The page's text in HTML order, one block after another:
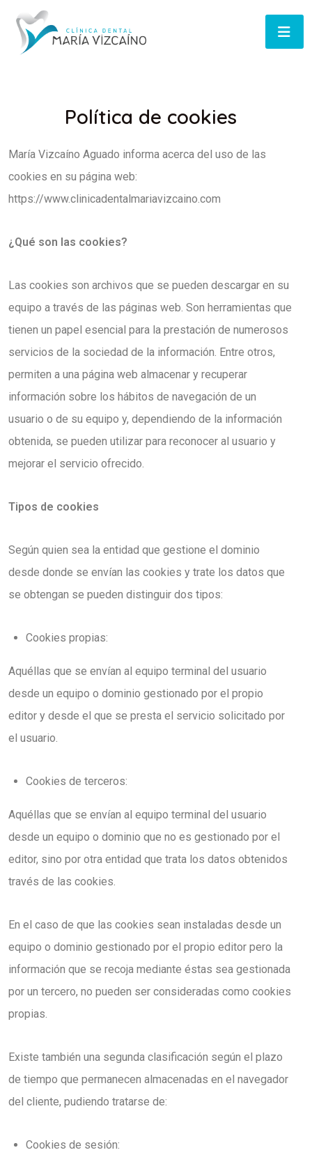
Política de cookies
María Vizcaíno Aguado informa acerca del uso de las
cookies en su página web:
https://www.clinicadentalmariavizcaino.com
¿Qué son las cookies?
Las cookies son archivos que se pueden descargar en su
equipo a través de las páginas web. Son herramientas que
tienen un papel esencial para la prestación de numerosos
servicios de la sociedad de la información. Entre otros,
permiten a una página web almacenar y recuperar
información sobre los hábitos de navegación de un
usuario o de su equipo y, dependiendo de la información
obtenida, se pueden utilizar para reconocer al usuario y
mejorar el servicio ofrecido.
Tipos de cookies
Según quien sea la entidad que gestione el dominio
desde donde se envían las cookies y trate los datos que
se obtengan se pueden distinguir dos tipos:
Cookies propias:
Aquéllas que se envían al equipo terminal del usuario
desde un equipo o dominio gestionado por el propio
editor y desde el que se presta el servicio solicitado por
el usuario.
Cookies de terceros:
Aquéllas que se envían al equipo terminal del usuario
desde un equipo o dominio que no es gestionado por el
editor, sino por otra entidad que trata los datos obtenidos
través de las cookies.
En el caso de que las cookies sean instaladas desde un
equipo o dominio gestionado por el propio editor pero la
información que se recoja mediante éstas sea gestionada
por un tercero, no pueden ser consideradas como cookies
propias.
Existe también una segunda clasificación según el plazo
de tiempo que permanecen almacenadas en el navegador
del cliente, pudiendo tratarse de:
Cookies de sesión: